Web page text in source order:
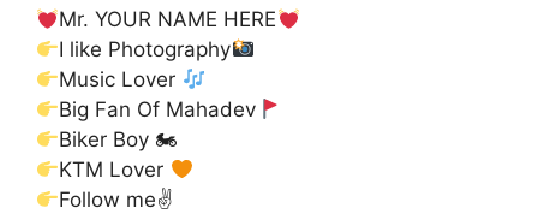
Mr. YOUR NAME HERE
I like Photography
Music Lover
Big Fan Of Mahadev
Biker Boy 🏍
KTM Lover
Follow me✌